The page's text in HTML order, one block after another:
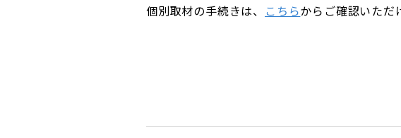
個別取材の手続きは、
こちらからご確認いただ